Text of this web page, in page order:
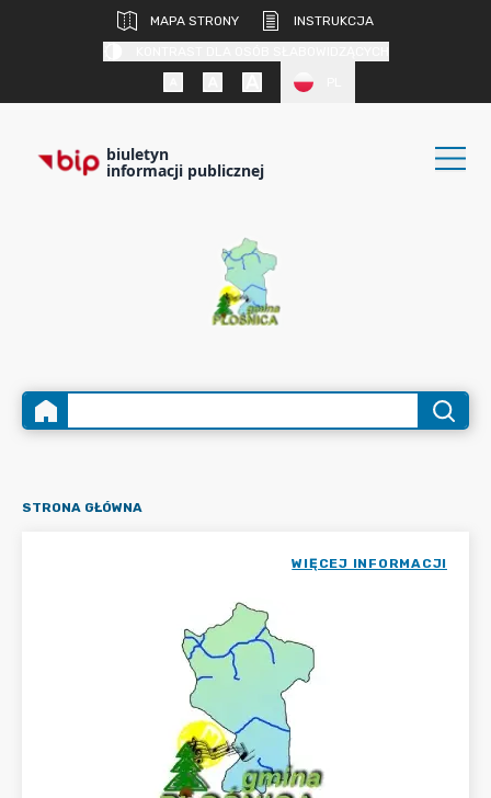
MAPA STRONY
INSTRUKCJA
biuletyn
informacji publicznej
STRONA GŁÓWNA
WIĘCEJ INFORMACJI